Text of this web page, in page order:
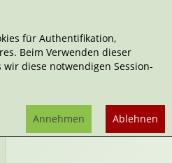
für Authentifikation,
Beim Verwenden dieser
diese notwendigen Session-
Ablehnen
Annehmen